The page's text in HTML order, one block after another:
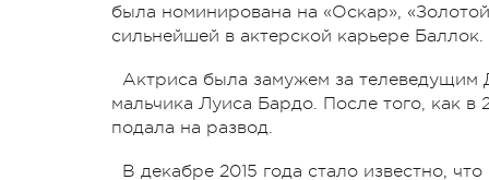
была номинирована на «Оскар»,
сильнейшей в актерской карьере Баллок.
Актриса была замужем за
мальчика Луиса Бардо. После того, как в
подала на развод.
В декабре 2015 года стало известно,